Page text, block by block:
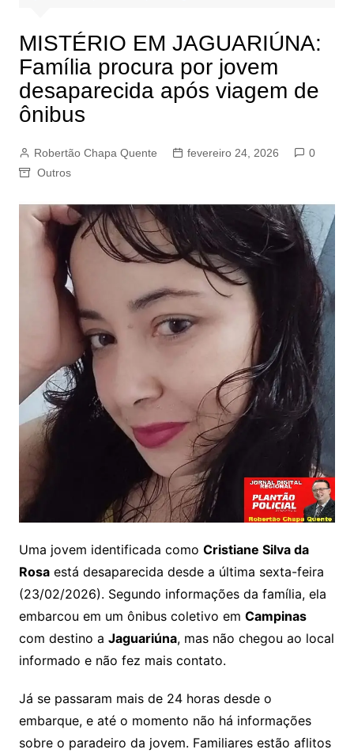
MISTÉRIO EM JAGUARIÚNA:
Família procura por jovem
desaparecida após viagem de
ônibus
Robertão Chapa Quente fevereiro 24, 2026
0
Outros
Uma jovem identificada como Cristiane Silva da
Rosaestá desaparecida desde a última sexta-feira
(23/02/2026). Segundo informações da família, ela
embarcou em um ônibus coletivo em Campinas
com destino a Jaguariúna, mas não chegou ao local
informado e não fez mais contato.
Já se passaram mais de 24 horas desde o
embarque, e até o momento não há informações
sobre o paradeiro da jovem. Familiares estão aflitos